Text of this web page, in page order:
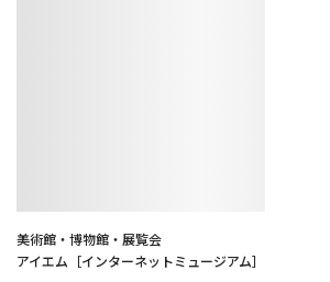
美術館・博物館・展覧会
アイエム［インターネットミュージアム］